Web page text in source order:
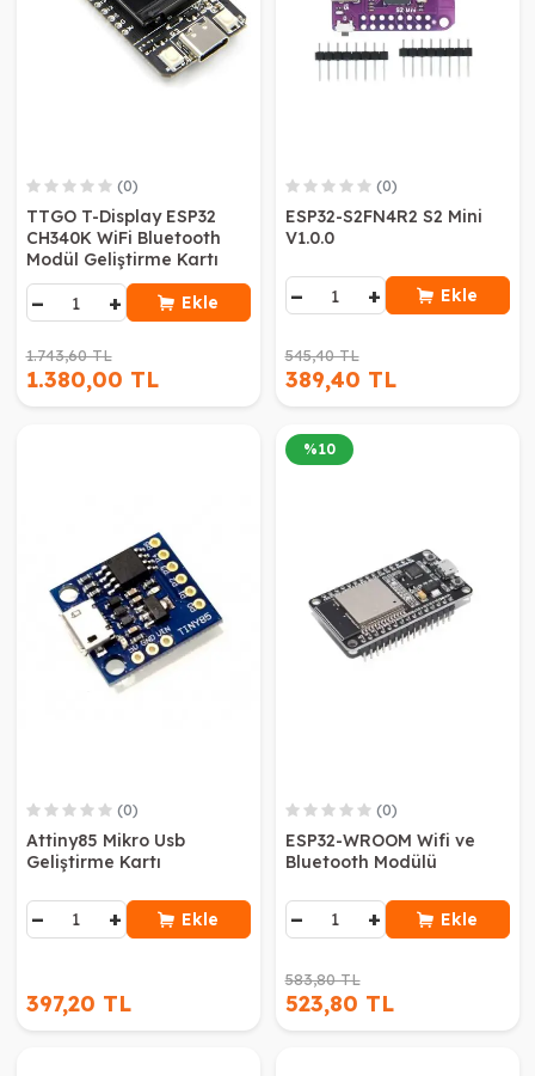
(0)
TTGO T-Display ESP32
CH340K WiFi Bluetooth
Modül Geliştirme Kartı
− + Ekle
1.743,60 TL
1.380,00 TL
(0)
ESP32-S2FN4R2 S2 Mini
V1.0.0
− + Ekle
545,40 TL
389,40 TL
(0)
Attiny85 Mikro Usb
Geliştirme Kartı
− + Ekle
397,20 TL
%10
(0)
ESP32-WROOM Wifi ve
Bluetooth Modülü
− + Ekle
583,80 TL
523,80 TL